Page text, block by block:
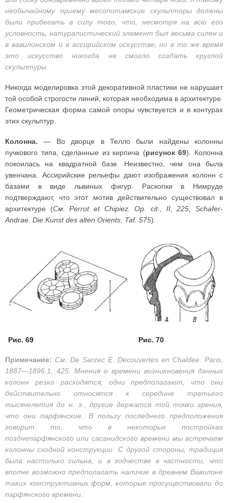
необычайному приему месопотамские скульпторы должны
были прибегать в силу того, что, несмотря на всю его
условность, натуралистический элемент был весьма силен и
в вавилонском и в ассирийском искусстве, но в то же время
это искусство никогда не смогло создать круглой
скульптуры.
Никогда моделировка этой декоративной пластики не нарушает
той особой строгости линий, которая необходима в архитектуре.
Геометрическая форма самой опоры чувствуется и в контурах
этих скульптур.
Колонна. — Во дворце в Телло были найдены колонны
пучкового типа, сделанные из кирпича (рисунок 69). Колонна
покоилась на квадратной базе. Неизвестно, чем она была
увенчана. Ассирийские рельефы дают изображения колонн с
базами в виде львиных фигур. Раскопки в Нимруде
подтверждают, что этот мотив действительно существовал в
архитектуре (См. Perrot et Chipiez. Op. cit., II, 225; Schafer-
Andrae. Die Kunst des alten Orients. Taf. 575).
Рис. 69 Рис. 70
Примечание: См. De Sarzec E. Decouvertes en Chaldee. Paris,
1887—1896.1, 425. Мнения о времени возникновения данных
колонн резко расходятся; одни предполагают, что они
действительно относятся к середине третьего
тысячелетия до н. э., другие держатся той точки зрения,
что они парфянские. В пользу последнего предположения
говорит то, что в некоторых постройках
позднепарфянского или сасанидского времени мы встречаем
колонны сходной конструкции. С другой стороны, традиция
была настолько сильна, и в зодчестве в частности, что
вполне возможно предполагать наличие в древнем Вавилоне
таких конструктивных форм, которые просуществовали до
парфянского времени.